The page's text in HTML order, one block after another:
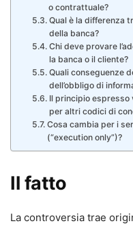
o contrattuale?
Qual è la differenza
della banca?
Chi deve provare
la banca o il cliente?
Quali conseguenze
dell’obbligo di
Il principio espresso
per altri codici di
Cosa cambia per i
(“execution only”)?
Il fatto
La controversia trae